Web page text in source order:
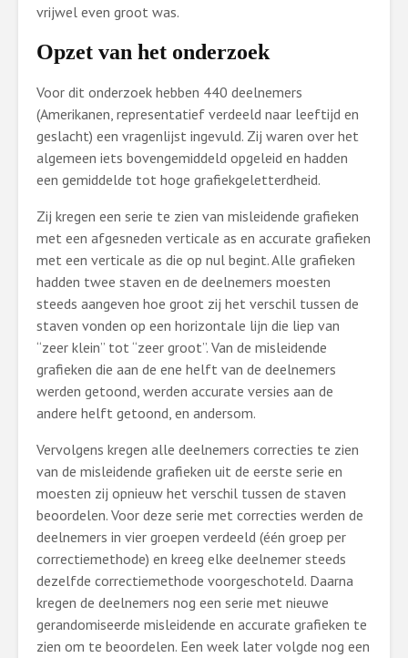
vrijwel even groot was.
Opzet van het onderzoek
Voor dit onderzoek hebben 440 deelnemers
(Amerikanen, representatief verdeeld naar leeftijd en
geslacht) een vragenlijst ingevuld. Zij waren over het
algemeen iets bovengemiddeld opgeleid en hadden
een gemiddelde tot hoge grafiekgeletterdheid.
Zij kregen een serie te zien van misleidende grafieken
met een afgesneden verticale as en accurate grafieken
met een verticale as die op nul begint. Alle grafieken
hadden twee staven en de deelnemers moesten
steeds aangeven hoe groot zij het verschil tussen de
staven vonden op een horizontale lijn die liep van
“zeer klein” tot “zeer groot”. Van de misleidende
grafieken die aan de ene helft van de deelnemers
werden getoond, werden accurate versies aan de
andere helft getoond, en andersom.
Vervolgens kregen alle deelnemers correcties te zien
van de misleidende grafieken uit de eerste serie en
moesten zij opnieuw het verschil tussen de staven
beoordelen. Voor deze serie met correcties werden de
deelnemers in vier groepen verdeeld (één groep per
correctiemethode) en kreeg elke deelnemer steeds
dezelfde correctiemethode voorgeschoteld. Daarna
kregen de deelnemers nog een serie met nieuwe
gerandomiseerde misleidende en accurate grafieken te
zien om te beoordelen. Een week later volgde nog een